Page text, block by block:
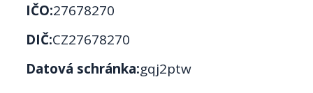
IČO:27678270
DIČ:CZ27678270
Datová schránka:gqj2ptw